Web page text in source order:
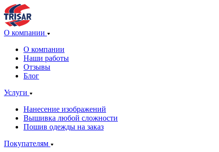
О компании
О компании
Наши работы
Отзывы
Блог
Услуги
Нанесение изображений
Вышивка любой сложности
Пошив одежды на заказ
Покупателям